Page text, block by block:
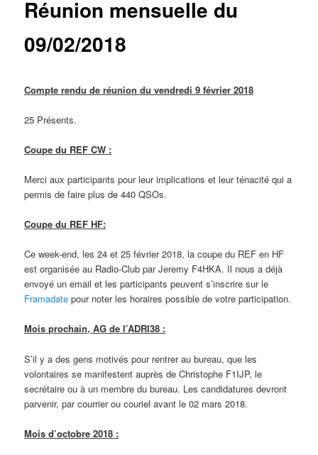
Réunion mensuelle du
09/02/2018
Compte rendu de réunion du vendredi 9 février 2018
25 Présents.
Coupe du REF CW :
Merci aux participants pour leur implications et leur ténacité qui a
permis de faire plus de 440 QSOs.
Coupe du REF HF:
Ce week-end, les 24 et 25 février 2018, la coupe du REF en HF
est organisée au Radio-Club par Jeremy F4HKA. Il nous a déjà
envoyé un email et les participants peuvent s’inscrire sur le
Framadate pour noter les horaires possible de votre participation.
Mois prochain, AG de l’ADRI38 :
S’il y a des gens motivés pour rentrer au bureau, que les
volontaires se manifestent auprès de Christophe F1IJP, le
secrétaire ou à un membre du bureau. Les candidatures devront
parvenir, par courrier ou couriel avant le 02 mars 2018.
Mois d’octobre 2018 :